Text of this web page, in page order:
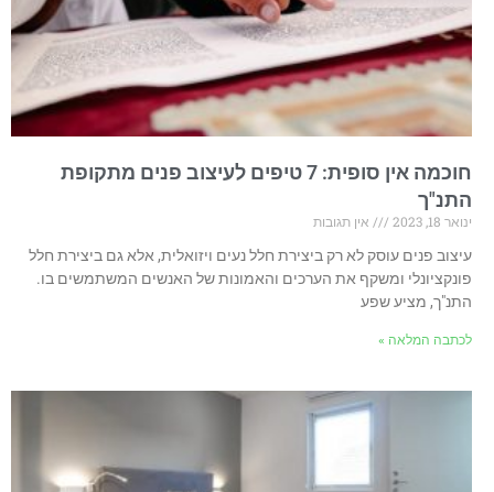
חוכמה אין סופית: 7 טיפים לעיצוב פנים מתקופת
התנ"ך
ינואר 18, 2023
אין תגובות
עיצוב פנים עוסק לא רק ביצירת חלל נעים ויזואלית, אלא גם ביצירת חלל
פונקציונלי ומשקף את הערכים והאמונות של האנשים המשתמשים בו.
התנ"ך, מציע שפע
לכתבה המלאה »